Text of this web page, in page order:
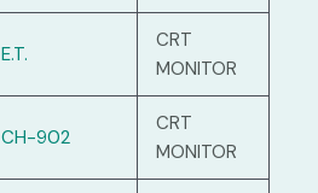
E.T.
CRT
MONITOR
CH-902
CRT
MONITOR